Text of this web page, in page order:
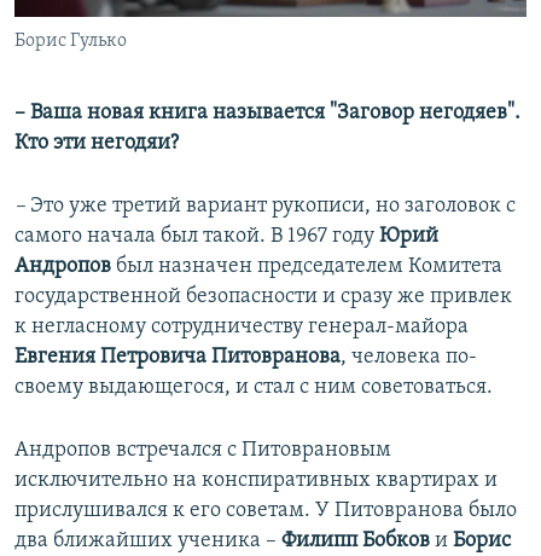
Борис Гулько
– Ваша новая книга называется "Заговор негодяев".
Кто эти негодяи?
– Это уже третий вариант рукописи, но заголовок с
самого начала был такой. В 1967 году Юрий
Андропов был назначен председателем Комитета
государственной безопасности и сразу же привлек
к негласному сотрудничеству генерал-майора
Евгения Петровича Питовранова, человека по-
своему выдающегося, и стал с ним советоваться.
Андропов встречался с Питоврановым
исключительно на конспиративных квартирах и
прислушивался к его советам. У Питовранова было
два ближайших ученика – Филипп Бобков и Борис